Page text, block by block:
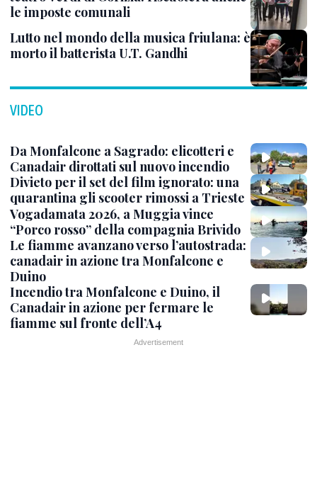
le imposte comunali
Lutto nel mondo della musica friulana: è
morto il batterista U.T. Gandhi
VIDEO
Da Monfalcone a Sagrado: elicotteri e
Canadair dirottati sul nuovo incendio
Divieto per il set del film ignorato: una
quarantina gli scooter rimossi a Trieste
Vogadamata 2026, a Muggia vince
“Porco rosso” della compagnia Brivido
Le fiamme avanzano verso l’autostrada:
canadair in azione tra Monfalcone e
Duino
Incendio tra Monfalcone e Duino, il
Canadair in azione per fermare le
fiamme sul fronte dell’A4